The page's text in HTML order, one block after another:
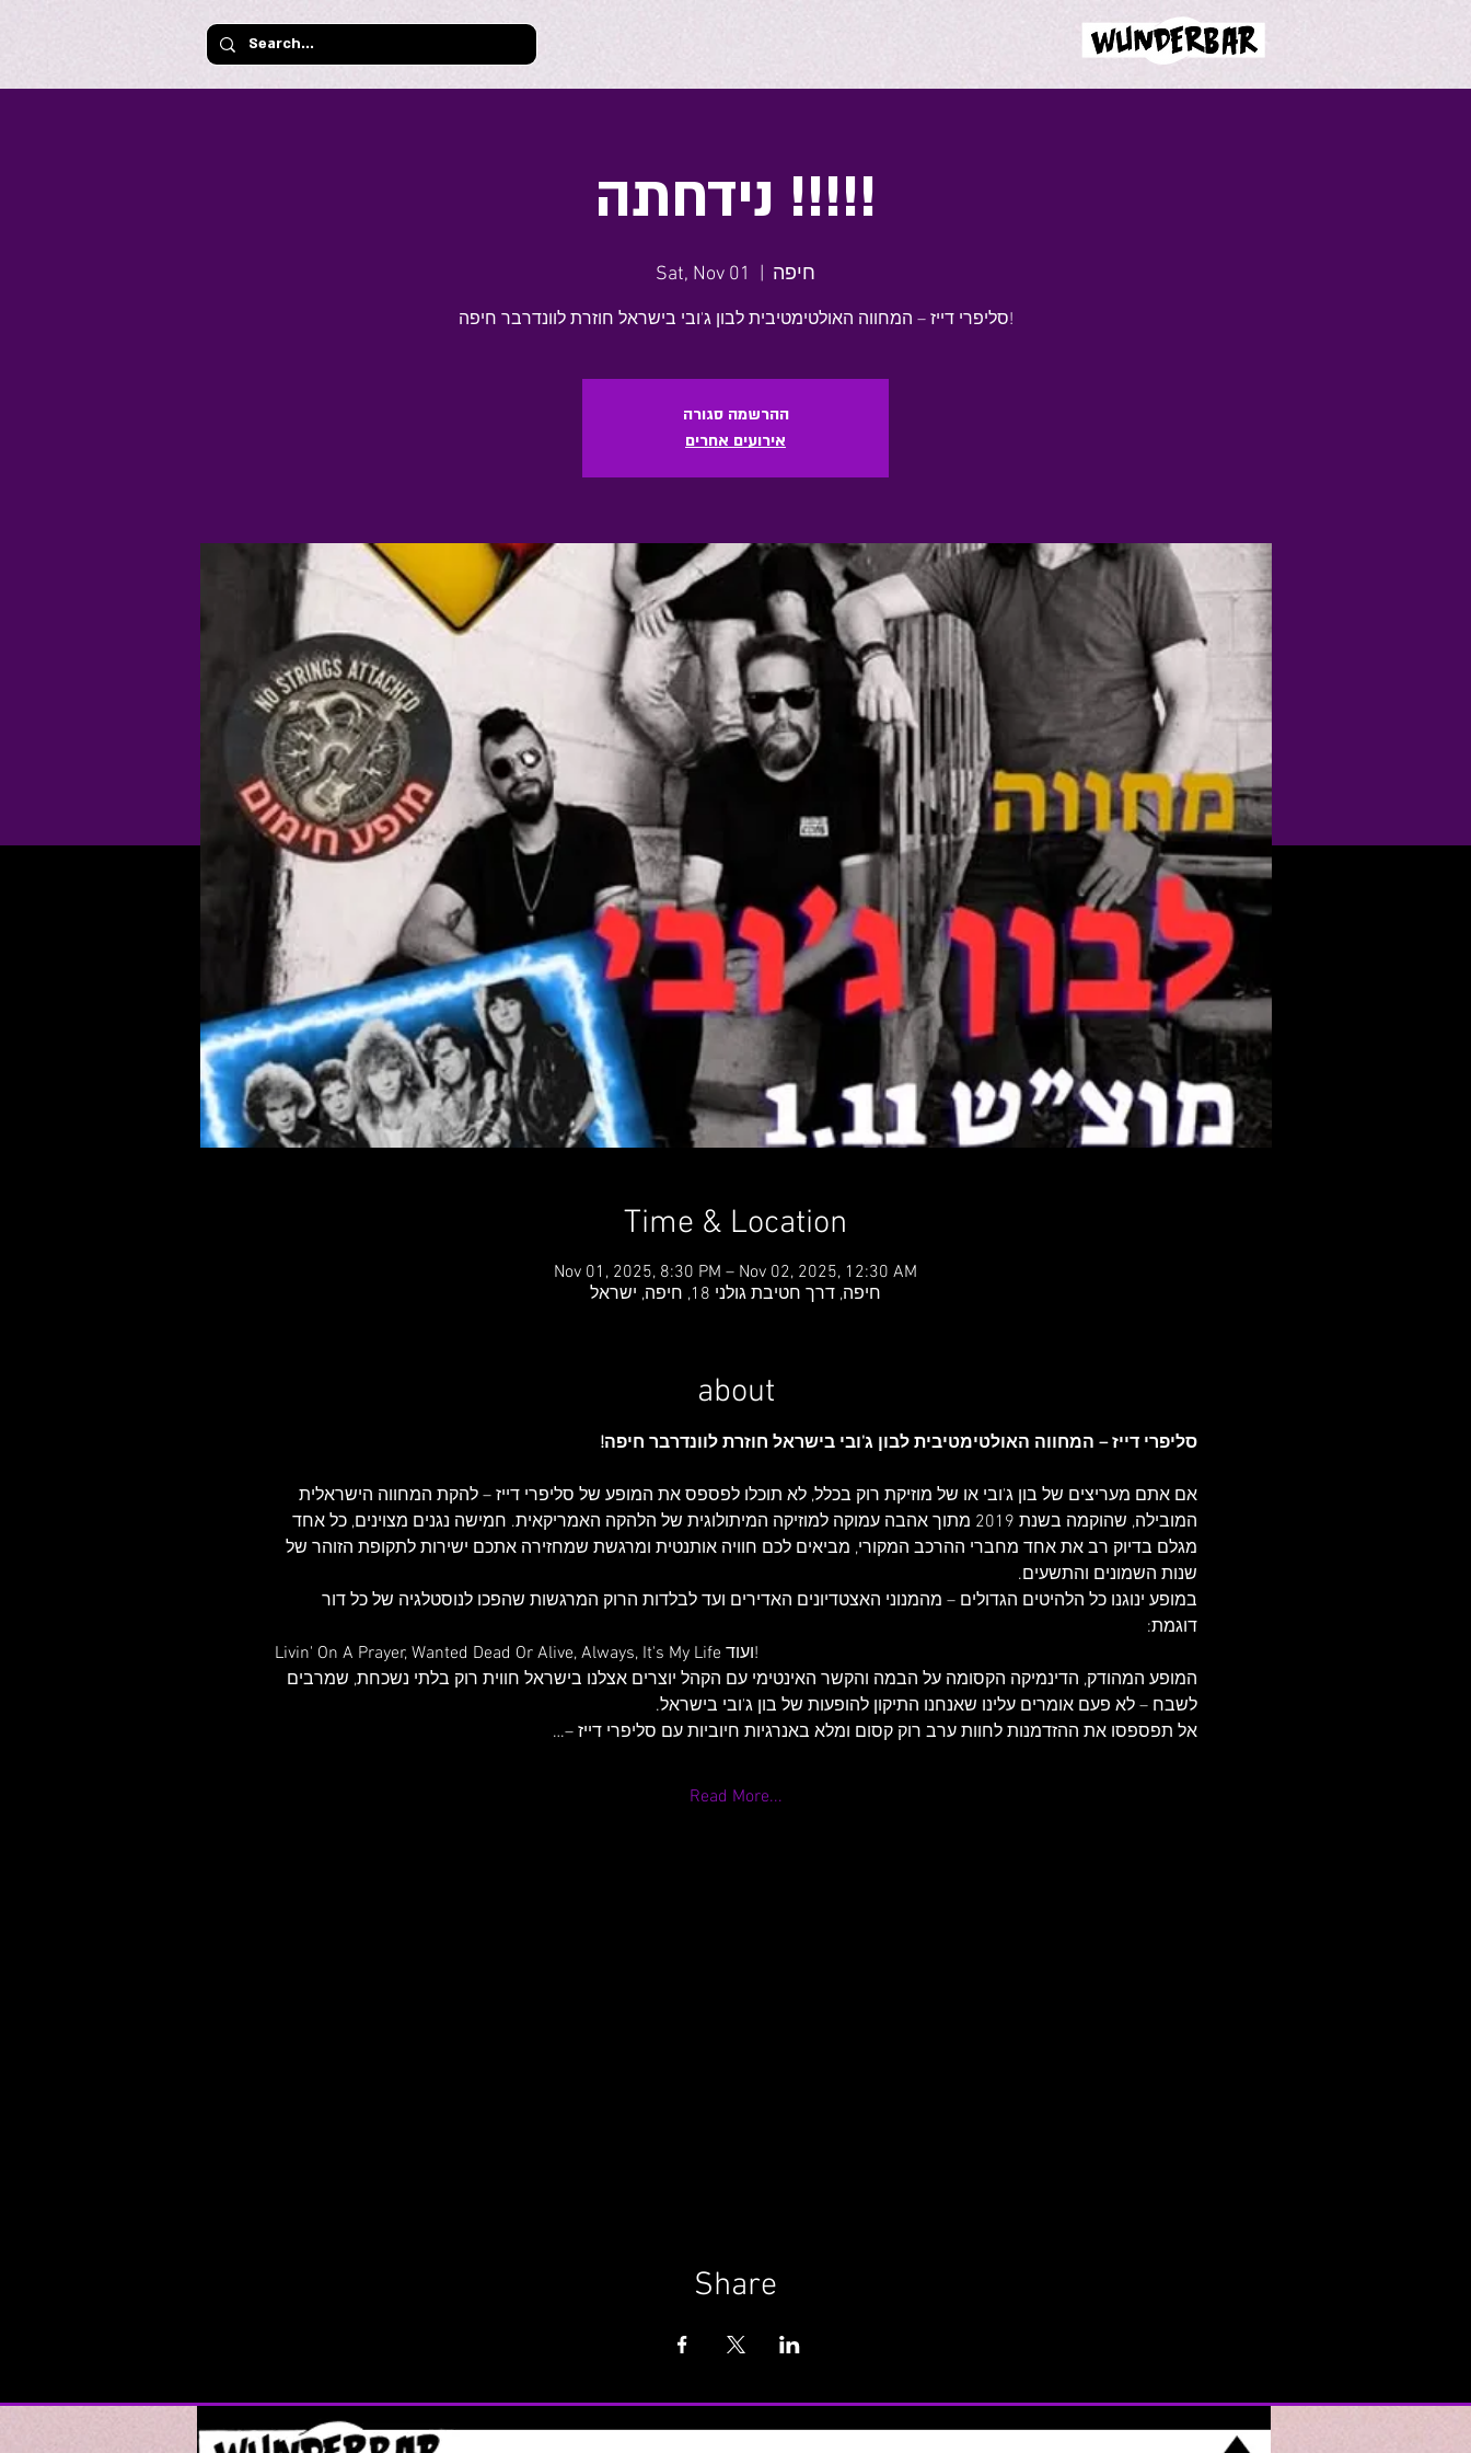
נידחתה !!!!!
Sat, Nov 01 חיפה
סליפרי דייז – המחווה האולטימטיבית לבון ג'ובי בישראל חוזרת לוונדרבר חיפה!
ההרשמה סגורה
אירועים אחרים
Time & Location
Nov 01, 2025, 8:30 PM – Nov 02, 2025, 12:30 AM
חיפה, דרך חטיבת גולני 18, חיפה, ישראל
about
סליפרי דייז – המחווה האולטימטיבית לבון ג'ובי בישראל חוזרת לוונדרבר חיפה!
אם אתם מעריצים של בון ג'ובי או של מוזיקת רוק בכלל, לא תוכלו לפספס את המופע של סליפרי דייז – להקת המחווה הישראלית
המובילה, שהוקמה בשנת 2019 מתוך אהבה עמוקה למוזיקה המיתולוגית של הלהקה האמריקאית. חמישה נגנים מצוינים, כל אחד
מגלם בדיוק רב את אחד מחברי ההרכב המקורי, מביאים לכם חוויה אותנטית ומרגשת שמחזירה אתכם ישירות לתקופת הזוהר של
שנות השמונים והתשעים.
במופע ינוגנו כל הלהיטים הגדולים – מהמנוני האצטדיונים האדירים ועד לבלדות הרוק המרגשות שהפכו לנוסטלגיה של כל דור
דוגמת:
Livin' On A Prayer, Wanted Dead Or Alive, Always, It's My Life ועוד!
המופע המהודק, הדינמיקה הקסומה על הבמה והקשר האינטימי עם הקהל יוצרים אצלנו בישראל חווית רוק בלתי נשכחת, שמרבים
לשבח – לא פעם אומרים עלינו שאנחנו התיקון להופעות של בון ג'ובי בישראל.
אל תפספסו את ההזדמנות לחוות ערב רוק קסום ומלא באנרגיות חיוביות עם סליפרי דייז –…
Read More...
Share